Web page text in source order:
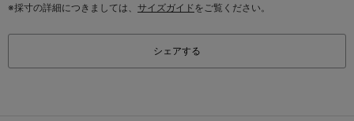
※採寸の詳細につきましては、 サイズガイドをご覧ください。
シェアする